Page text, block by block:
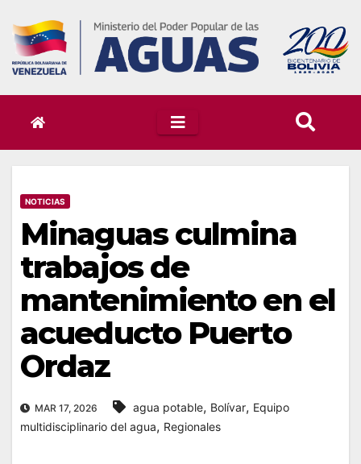
content
NOTICIAS
Minaguas culmina
trabajos de
mantenimiento en el
acueducto Puerto
Ordaz
MAR 17, 2026 agua potable, Bolívar, Equipo
multidisciplinario del agua, Regionales